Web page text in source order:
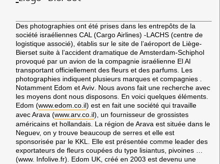
Des photographies ont été prises dans les entrepôts de la
société israéliennes CAL (Cargo Airlines) -LACHS (centre de
logistique associé), établis sur le site de l’aéroport de Liège-
Bierset suite à l’accident dramatique de Amsterdam-Schiphol
provoqué par un avion de la compagnie israélienne El Al
transportant officiellement des fleurs et des parfums. Les
photographies indiquent plusieurs marques et compagnies .
Notamment Edom et Aviv. Nous avons fait une recherche avec
les moyens dont nous disposons. En voici quelques éléments.
Edom (www.edom.co.il) est en fait une société qui travaille
avec Arava (www.arv.co.il), un fournisseur de grossistes
américains et hollandais. La région de Arava est située dans le
Neguev, on y trouve beaucoup de serres et elle est
sponsorisée par le KKL. Elle est présentée comme leader des
exportateurs de fleurs coupées du type lisiantus, pivoines …
(www. Infolive.fr). Edom UK, créé en 2003 est devenu une